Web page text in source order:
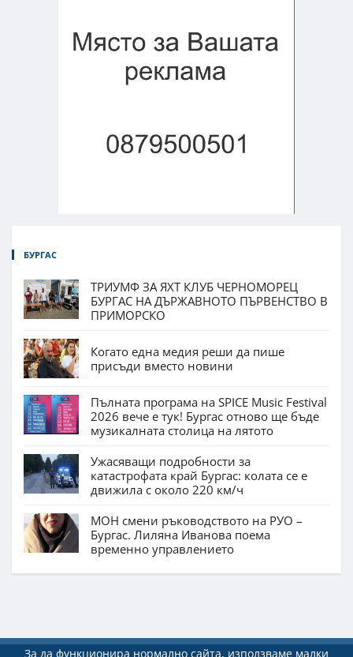
БУРГАС
ТРИУМФ ЗА ЯХТ КЛУБ ЧЕРНОМОРЕЦ
БУРГАС НА ДЪРЖАВНОТО ПЪРВЕНСТВО В
ПРИМОРСКО
Когато една медия реши да пише
присъди вместо новини
Пълната програма на SPICE Music Festival
2026 вече е тук! Бургас отново ще бъде
музикалната столица на лятото
Ужасяващи подробности за
катастрофата край Бургас: колата се е
движила с около 220 км/ч
МОН смени ръководството на РУО –
Бургас. Лиляна Иванова поема
временно управлението
За да функционира нормално сайта, използваме малки